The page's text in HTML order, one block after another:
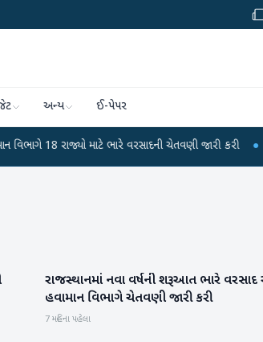
અન્ય ઈ-પેપર
રાજ્યો માટે ભારે વરસાદની ચેતવણી જારી કરી ●
રાષ્ટ્રીય
રાજસ્થાનમાં નવા વર્ષની શરૂઆત ભારે વરસાદ
હવામાન વિભાગે ચેતવણી જારી કરી
7 મહિના પહેલા